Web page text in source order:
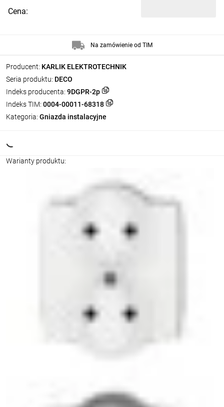
Producent: KARLIK ELEKTROTECHNIK
Seria produktu: DECO
Indeks producenta: 9DGPR-2p
Indeks TIM: 0004-00011-68318
Kategoria: Gniazda instalacyjne
Warianty produktu:
Cena:
Na zamówienie od TIM